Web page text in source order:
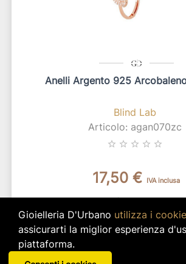
Anelli Argento 925
Blind Lab
Articolo: agan070zc
star_border star_border star_border star_border star_border
17,50 € IVA inclusa
Disponibilità immediata per 1
search VISUALIZZA DETTAGLI
Gioielleria D'Urbano utilizza i
assicurarti la miglior esperienza
piattaforma.